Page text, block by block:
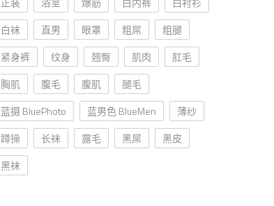
白袜
直男 眼罩 粗屌
粗腿
紧身裤
纹身 翘臀 肌肉
肛毛
胸肌
腹毛 腹肌
腿毛
蓝摄 BluePhoto
蓝男色 BlueMen
薄纱
蹲操
长袜 露毛 黑屌
黑皮
黑袜